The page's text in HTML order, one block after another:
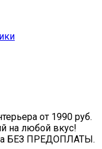
от 1990 руб.
на любой вкус!
БЕЗ ПРЕДОПЛАТЫ.